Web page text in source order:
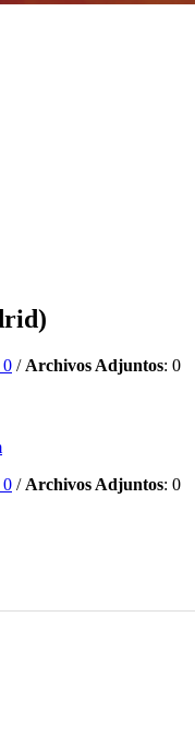
0 / Archivos Adjuntos: 0
0 / Archivos Adjuntos: 0